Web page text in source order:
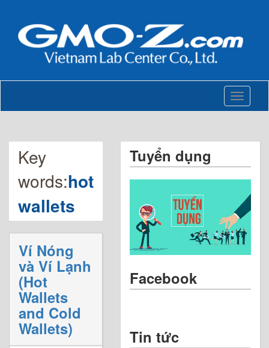
Toggle
Key
words:hot
wallets
Ví Nóng
và Ví Lạnh
(Hot
Wallets
and Cold
Wallets)
Tuyển dụng
Facebook
Tin tức